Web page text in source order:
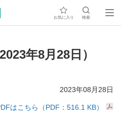
お気に入り 検索
年8月28日）
2023年08月28日
はこちら（PDF：516.1 KB）